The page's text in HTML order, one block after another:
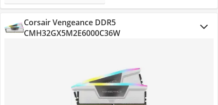
Corsair Vengeance DDR5
CMH32GX5M2E6000C36W